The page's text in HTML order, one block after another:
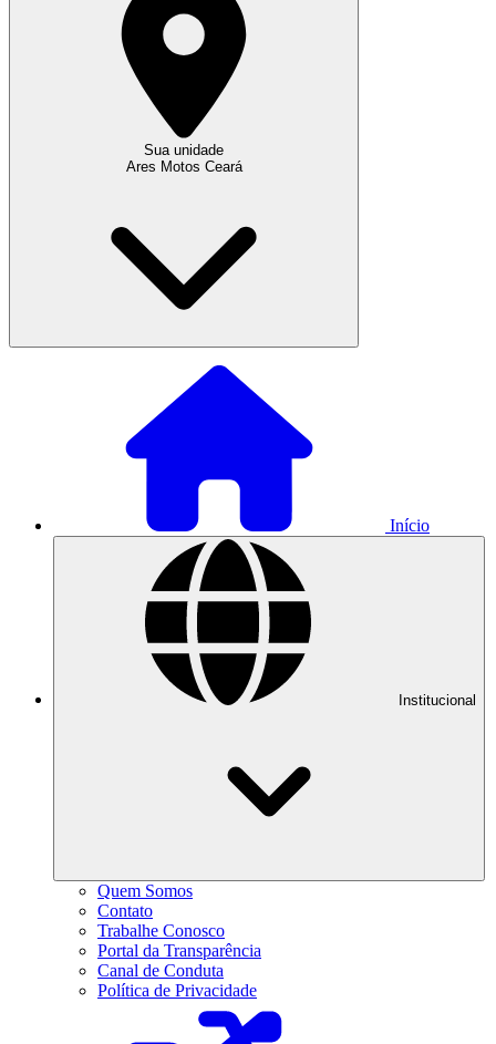
Sua unidade
Ares Motos Ceará
Início
Institucional
Quem Somos
Contato
Trabalhe Conosco
Portal da Transparência
Canal de Conduta
Política de Privacidade